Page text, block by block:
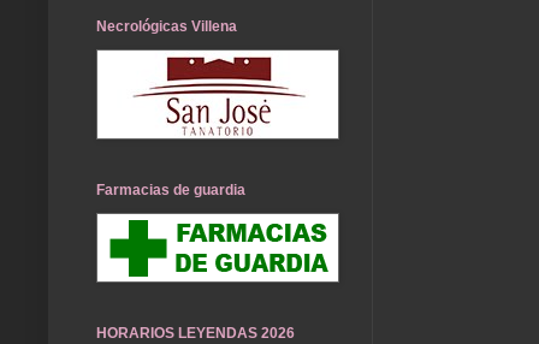
Necrológicas Villena
Farmacias de guardia
HORARIOS LEYENDAS 2026